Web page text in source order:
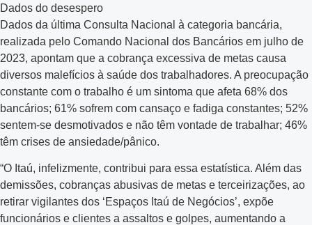
Dados do desespero
Dados da última Consulta Nacional à categoria bancária,
realizada pelo Comando Nacional dos Bancários em julho de
2023, apontam que a cobrança excessiva de metas causa
diversos malefícios à saúde dos trabalhadores. A preocupação
constante com o trabalho é um sintoma que afeta 68% dos
bancários; 61% sofrem com cansaço e fadiga constantes; 52%
sentem-se desmotivados e não têm vontade de trabalhar; 46%
têm crises de ansiedade/pânico.
“O Itaú, infelizmente, contribui para essa estatística. Além das
demissões, cobranças abusivas de metas e terceirizações, ao
retirar vigilantes dos ‘Espaços Itaú de Negócios’, expõe
funcionários e clientes a assaltos e golpes, aumentando a